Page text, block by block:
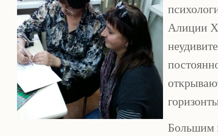
Алиции
Большим